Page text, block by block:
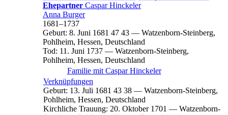
Ehepartner CasparHinckeler
Anna Burger
1681–1737
Geburt: 8. Juni 1681 47 43 — Watzenborn-Steinberg,
Pohlheim, Hessen, Deutschland
Tod: 11. Juni 1737 — Watzenborn-Steinberg,
Pohlheim, Hessen, Deutschland
Familie mit CasparHinckeler
Verknüpfungen
Geburt: 13. Juli 1681 43 38 — Watzenborn-Steinberg,
Pohlheim, Hessen, Deutschland
Kirchliche Trauung: 20. Oktober 1701 — Watzenborn-